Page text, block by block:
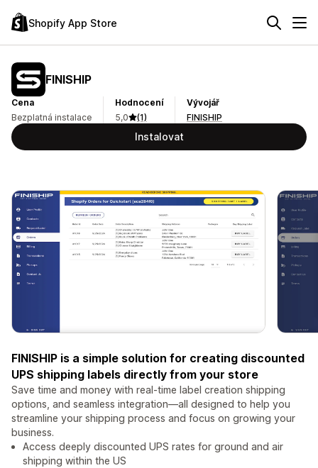
Shopify App Store
FINISHIP
Cena
Bezplatná instalace
Hodnocení
5,0
(1)
Vývojář
FINISHIP
Instalovat
FINISHIP is a simple solution for creating discounted
UPS shipping labels directly from your store
Save time and money with real-time label creation shipping
options, and seamless integration—all designed to help you
streamline your shipping process and focus on growing your
business.
Access deeply discounted UPS rates for ground and air
shipping within the US